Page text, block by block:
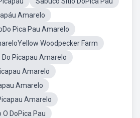
Amarelo
Pica Pau Amarelo
Woodpecker Farm
Do Picapau Amarelo
Amarelo
Amarelo
Amarelo
DoPica Pau